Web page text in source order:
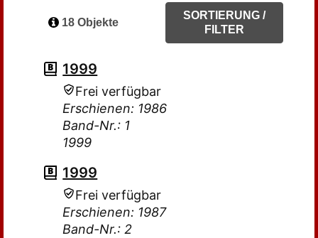
18 Objekte
SORTIERUNG /
FILTER
1999
Frei verfügbar
Erschienen: 1986
Band-Nr.: 1
1999
1999
Frei verfügbar
Erschienen: 1987
Band-Nr.: 2